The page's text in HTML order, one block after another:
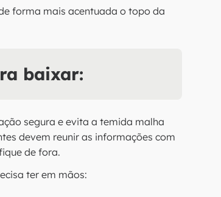
forma mais acentuada o topo da
baixar:
segura e evita a temida malha
devem reunir as informações com
de fora.
ter em mãos: